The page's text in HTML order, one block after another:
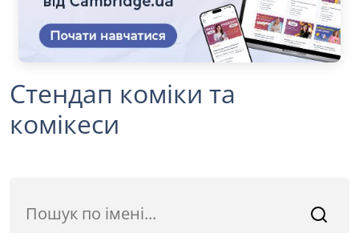
Стендап коміки та
комікеси